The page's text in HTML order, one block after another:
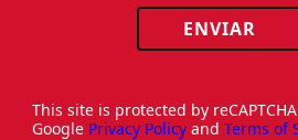
ENVIAR
This site is protected by
Google Privacy Policy and Terms of